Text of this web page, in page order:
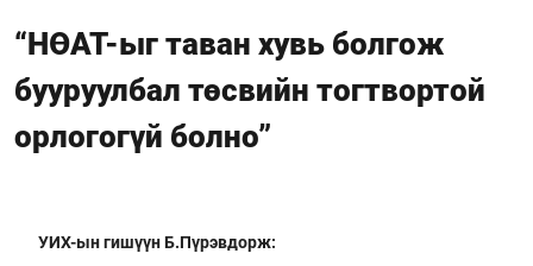
“НӨАТ-ыг таван хувь болгож
бууруулбал төсвийн тогтвортой
орлогогүй болно”
УИХ-ын гишүүн Б.Пүрэвдорж: